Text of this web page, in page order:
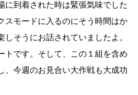
に到着された時は緊張気味でした
スモードに入るのにそう時間はか
そうにお話されていましたよ。
トです。そして、この１組を含め
、今週のお見合い大作戦も大成功